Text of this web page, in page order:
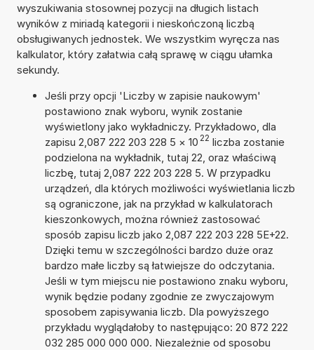
wyszukiwania stosownej pozycji na długich listach
wyników z miriadą kategorii i nieskończoną liczbą
obsługiwanych jednostek. We wszystkim wyręcza nas
kalkulator, który załatwia całą sprawę w ciągu ułamka
sekundy.
Jeśli przy opcji 'Liczby w zapisie naukowym'
postawiono znak wyboru, wynik zostanie
wyświetlony jako wykładniczy. Przykładowo, dla
zapisu 2,087 222 203 228 5 × 10 22 liczba zostanie
podzielona na wykładnik, tutaj 22, oraz właściwą
liczbę, tutaj 2,087 222 203 228 5. W przypadku
urządzeń, dla których możliwości wyświetlania liczb
są ograniczone, jak na przykład w kalkulatorach
kieszonkowych, można również zastosować
sposób zapisu liczb jako 2,087 222 203 228 5E+22.
Dzięki temu w szczególności bardzo duże oraz
bardzo małe liczby są łatwiejsze do odczytania.
Jeśli w tym miejscu nie postawiono znaku wyboru,
wynik będzie podany zgodnie ze zwyczajowym
sposobem zapisywania liczb. Dla powyższego
przykładu wyglądałoby to następująco: 20 872 222
032 285 000 000 000. Niezależnie od sposobu